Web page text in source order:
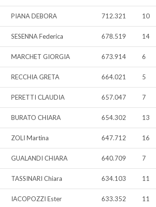
PIANA DEBORA 712.321 10
SESENNA Federica 678.519 14
MARCHET GIORGIA 673.914 6
RECCHIA GRETA 664.021 5
PERETTI CLAUDIA 657.047 7
BURATO CHIARA 654.302 13
ZOLI Martina 647.712 16
GUALANDI CHIARA 640.709 7
TASSINARI Chiara 634.103 11
IACOPOZZI Ester 633.352 11